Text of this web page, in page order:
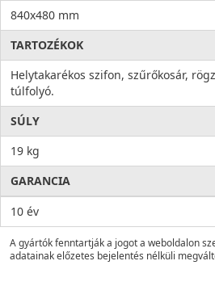
840x480 mm
TARTOZÉKOK
Helytakarékos szifon, szűrőkosár,
túlfolyó.
SÚLY
19 kg
GARANCIA
10 év
A gyártók fenntartják a jogot a weboldalon
adatainak előzetes bejelentés nélküli